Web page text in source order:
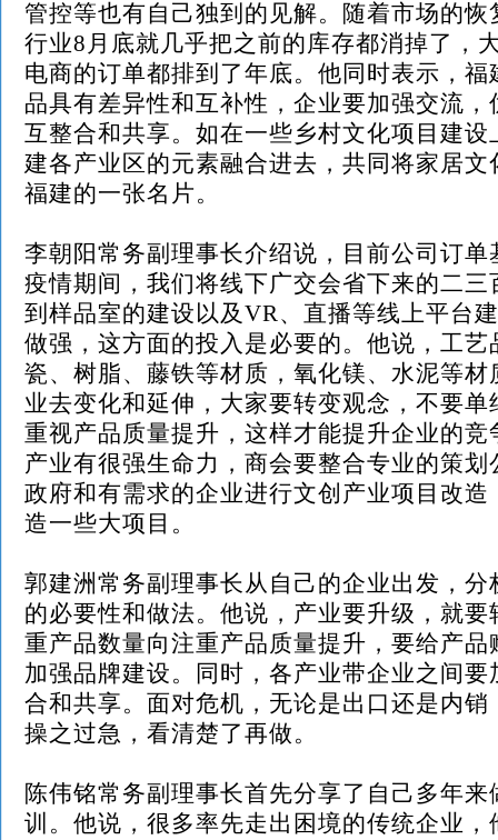
管控等也有自己独到的见解。
随着市场的
行业8月底就几乎把之前的库存都消掉了，
电商的订单都排到了年底。他同时表示，
品具有差异性和互补性，企业要加强交流
互整合和共享。如在一些乡村文化项目建设
建各产业区的元素融合进去，共同将家居文
福建的一张名片。
李朝阳常务副理事长介绍说，目前公司订单
疫情期间，我们将线下广交会省下来的二三
到样品室的建设以及 VR、直播等线上平台
做强，这方面的投入是必要的。他说，工艺
瓷、树脂、藤铁等材质，氧化镁、水泥等材
业去变化和延伸，大家要转变观念，不要
重视产品质量提升，这样才能提升企业的竞
产业有很强生命力，商会要整合专业的策
政府和有需求的企业进行文创产业项目改造
造一些大项目。
郭建洲常务副理事长从自己的企业出发，分
的必要性和做法。他说，产业要升级，就
重产品数量向注重产品质量提升，要给产品
加强品牌建设。同时，各产业带企业之间
合和共享。面对危机，无论是出口还是内销
操之过急，看清楚了再做。
陈伟铭常务副理事长首先分享了自己多年
训。他说，很多率先走出困境的传统企业，